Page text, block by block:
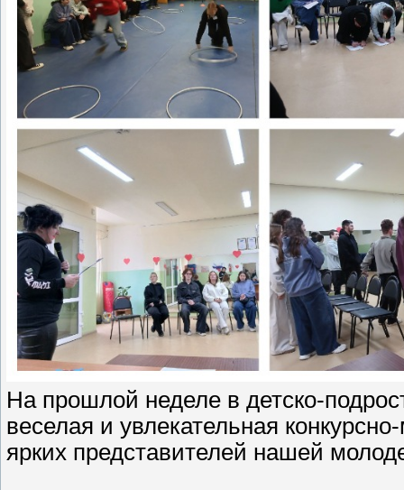
На прошлой неделе в детско-
веселая и увлекательная
ярких представителей нашей